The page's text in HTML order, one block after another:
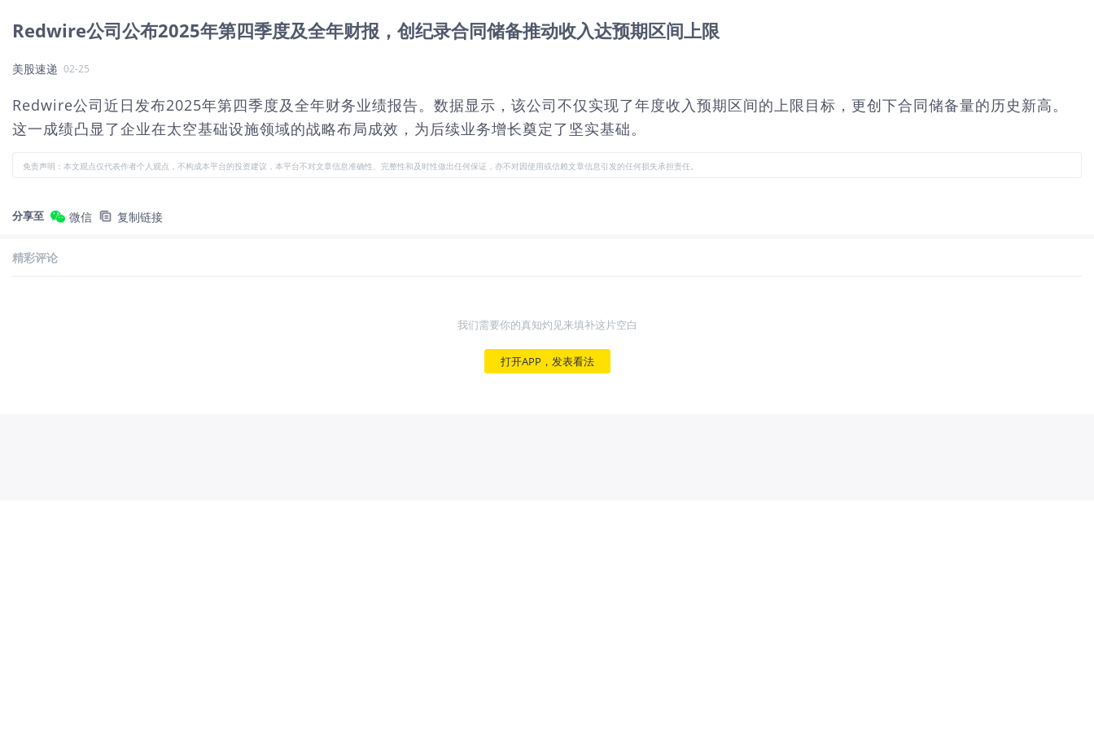
Redwire公司公布2025年第四季度及全年财报，创纪录合同储备推动收入达预期区间上限
美股速递 02-25
Redwire公司近日发布2025年第四季度及全年财务业绩报告。数据显示，该公司不仅实现了年度收入预期区间的上限目标，更创下合同储备量的历史新高。
这一成绩凸显了企业在太空基础设施领域的战略布局成效，为后续业务增长奠定了坚实基础。
免责声明：本文观点仅代表作者个人观点，不构成本平台的投资建议，本平台不对文章信息准确性、完整性和及时性做出任何保证，亦不对因使用或信赖文章信息引发的任何损失承担责任。
分享至 微信 复制链接
精彩评论
我们需要你的真知灼见来填补这片空白
打开APP，发表看法